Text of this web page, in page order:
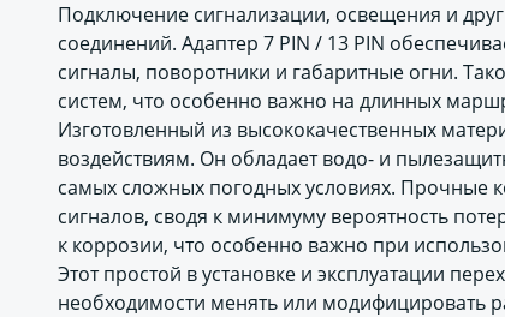
Подключение сигнализации, освещения и
соединений. Адаптер 7 PIN / 13 PIN
сигналы, поворотники и габаритные огни.
систем, что особенно важно на длинных
Изготовленный из высококачественных
воздействиям. Он обладает водо- и
самых сложных погодных условиях. Прочные
сигналов, сводя к минимуму вероятность
к коррозии, что особенно важно при
Этот простой в установке и эксплуатации
необходимости менять или модифицировать